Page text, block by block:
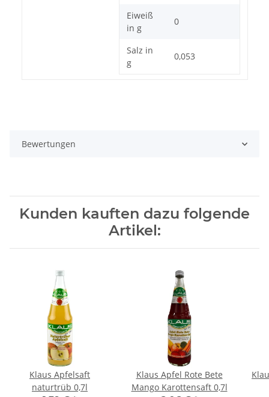
Eiweiß
in g
0
Salz in
g
0,053
Bewertungen
Kunden kauften dazu folgende
Artikel:
Klaus Apfelsaft
naturtrüb 0,7l
Klaus Apfel Rote Bete
Mango Karottensaft 0,7l